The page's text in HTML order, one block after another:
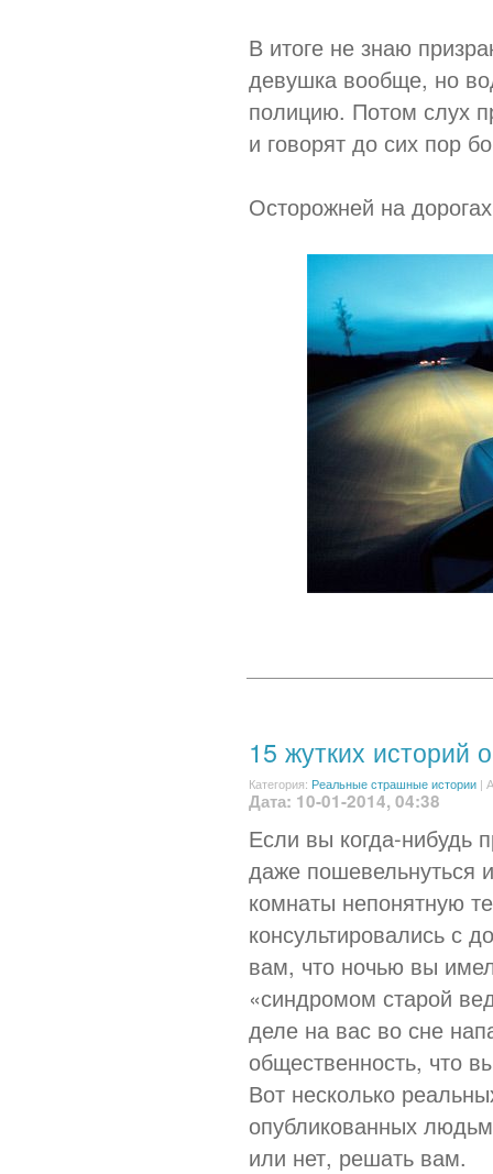
В итоге не знаю
девушка вообще, но
полицию. Потом слух
и говорят до сих пор
Осторожней на
15 жутких историй
Категория: Реальные страшные истории |
Дата: 10-01-2014, 04:38
Если вы когда-нибудь
даже пошевельнуться
комнаты непонятную
консультировались с
вам, что ночью вы
«синдромом старой
деле на вас во сне
общественность, что
Вот несколько
опубликованных
или нет, решать вам.